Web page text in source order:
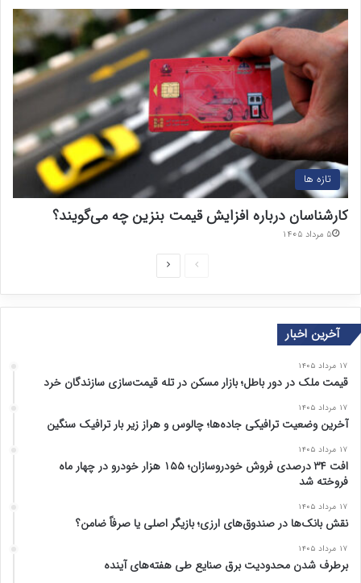
تازه ها
کارشناسان درباره افزایش قیمت بنزین چه می‌گویند؟
۵ مرداد ۱۴۰۵
ح
ی
ح
ع
ی
آخرین اخبار
۱۷ مرداد ۱۴۰۵
قیمت ملک در دور باطل؛ بازار مسکن در تله قیمت‌سازی سازندگان خرد
۱۷ مرداد ۱۴۰۵
آخرین وضعیت ترافیکی جاده‌ها؛ چالوس و هراز زیر بار ترافیک سنگین
۱۷ مرداد ۱۴۰۵
افت ۳۴ درصدی فروش خودروسازان؛ ۱۵۵ هزار خودرو در چهار ماه
فروخته شد
۱۷ مرداد ۱۴۰۵
نقش بانک‌ها در صندوق‌های ارزی؛ بازیگر اصلی یا صرفاً ضامن؟
۱۷ مرداد ۱۴۰۵
برطرف شدن محدودیت‌ برق صنایع طی هفته‌های آینده